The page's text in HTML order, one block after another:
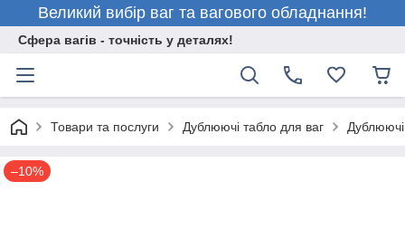
Великий вибір ваг та вагового обладнання!
Сфера вагів - точність у деталях!
Товари та послуги Дублюючі табло для ваг
–10%